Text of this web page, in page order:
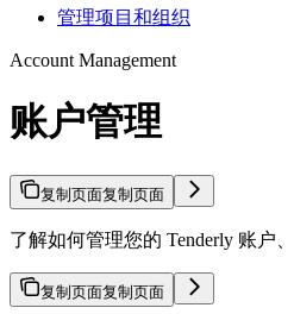
管理项目和组织
Account Management
账户管理
复制页面复制页面
了解如何管理您的 Tenderly 账户
复制页面复制页面